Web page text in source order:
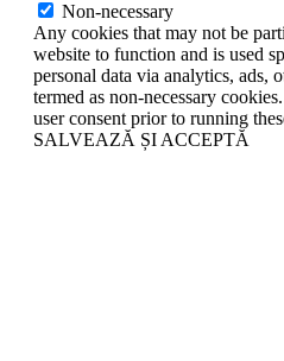
Non-necessary
Any cookies that may not be
website to function and is used
personal data via analytics, ads,
termed as non-necessary
user consent prior to running
SALVEAZĂ ȘI ACCEPTĂ